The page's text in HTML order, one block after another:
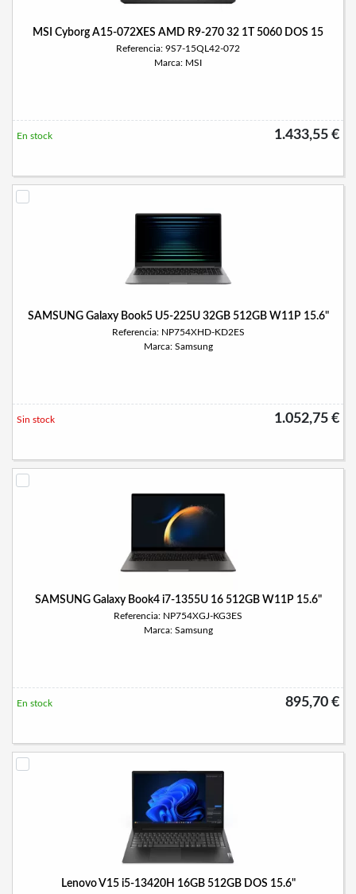
MSI Cyborg A15-072XES AMD R9-270 32 1T 5060 DOS 15
Referencia: 9S7-15QL42-072
Marca: MSI
1.433,55 €
En stock
SAMSUNG Galaxy Book5 U5-225U 32GB 512GB W11P 15.6"
Referencia: NP754XHD-KD2ES
Marca: Samsung
1.052,75 €
Sin stock
SAMSUNG Galaxy Book4 i7-1355U 16 512GB W11P 15.6"
Referencia: NP754XGJ-KG3ES
Marca: Samsung
895,70 €
En stock
Lenovo V15 i5-13420H 16GB 512GB DOS 15.6"